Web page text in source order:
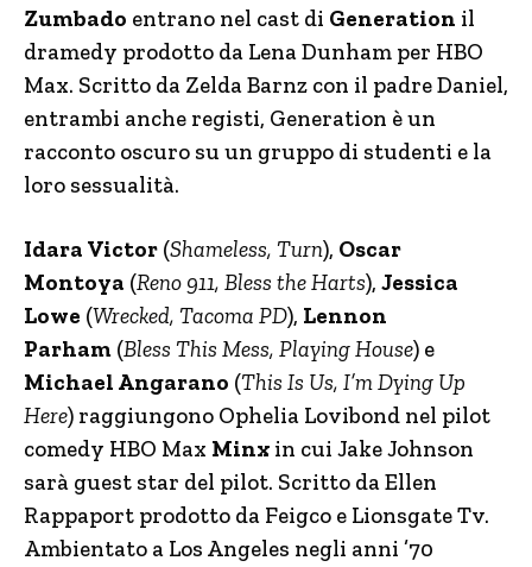
Zumbado entrano nel cast di Generation il
dramedy prodotto da Lena Dunham per HBO
Max. Scritto da Zelda Barnz con il padre Daniel,
entrambi anche registi, Generation è un
racconto oscuro su un gruppo di studenti e la
loro sessualità.
Idara Victor (Shameless, Turn), Oscar
Montoya (Reno 911, Bless the Harts), Jessica
Lowe (Wrecked, Tacoma PD), Lennon
Parham (Bless This Mess, Playing House) e
Michael Angarano (This Is Us, I’m Dying Up
Here) raggiungono Ophelia Lovibond nel pilot
comedy HBO Max Minx in cui Jake Johnson
sarà guest star del pilot. Scritto da Ellen
Rappaport prodotto da Feigco e Lionsgate Tv.
Ambientato a Los Angeles negli anni ’70